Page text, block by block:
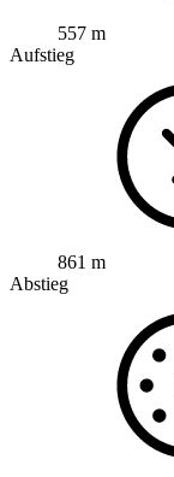
557 m
Aufstieg
861 m
Abstieg